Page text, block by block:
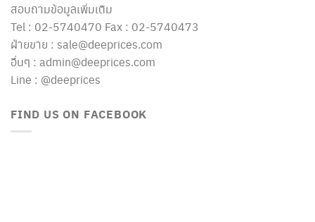
สอบถามข้อมูลเพิ่มเติม
Tel : 02-5740470 Fax : 02-5740473
ฝ่ายขาย : sale@deeprices.com
อื่นๆ : admin@deeprices.com
Line : @deeprices
FIND US ON FACEBOOK